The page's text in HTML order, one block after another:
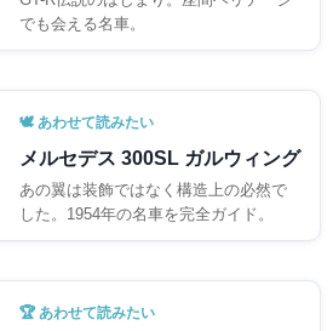
でも会える名車。
🕊️ あわせて読みたい
メルセデス 300SL ガルウィング
あの翼は装飾ではなく構造上の必然で
した。1954年の名車を完全ガイド。
🏆 あわせて読みたい